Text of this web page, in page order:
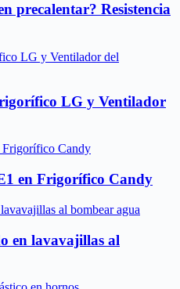
precalentar? Resistencia
LG y Ventilador
en Frigorífico Candy
en lavavajillas al